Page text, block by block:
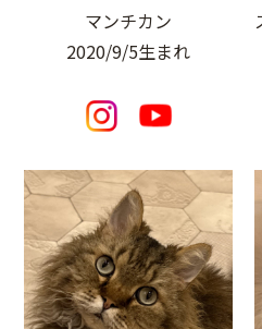
マンチカン
2020/9/5生まれ